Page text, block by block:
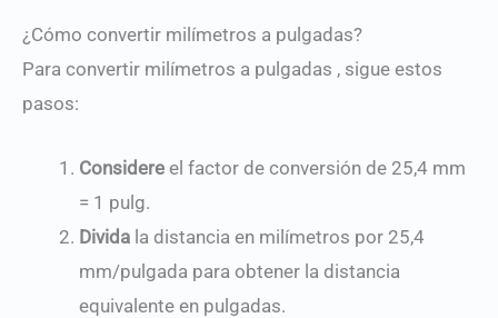
¿Cómo convertir milímetros a pulgadas?
Para convertir milímetros a pulgadas , sigue estos
pasos:
Considere el factor de conversión de 25,4 mm
= 1 pulg.
Divida la distancia en milímetros por 25,4
mm/pulgada para obtener la distancia
equivalente en pulgadas.